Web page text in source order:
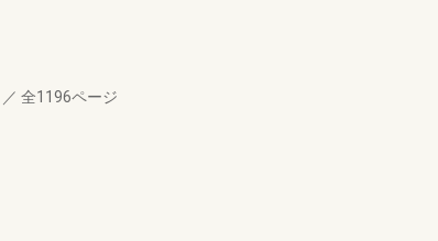
／ 全1196ページ